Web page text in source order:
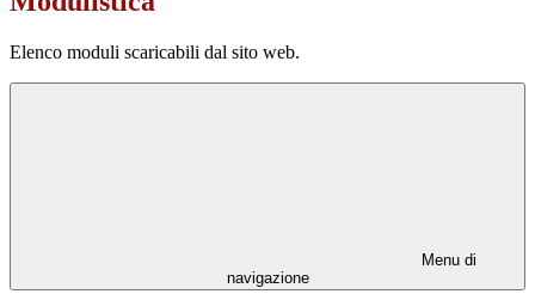
Elenco moduli scaricabili dal sito web.
Menu di
navigazione